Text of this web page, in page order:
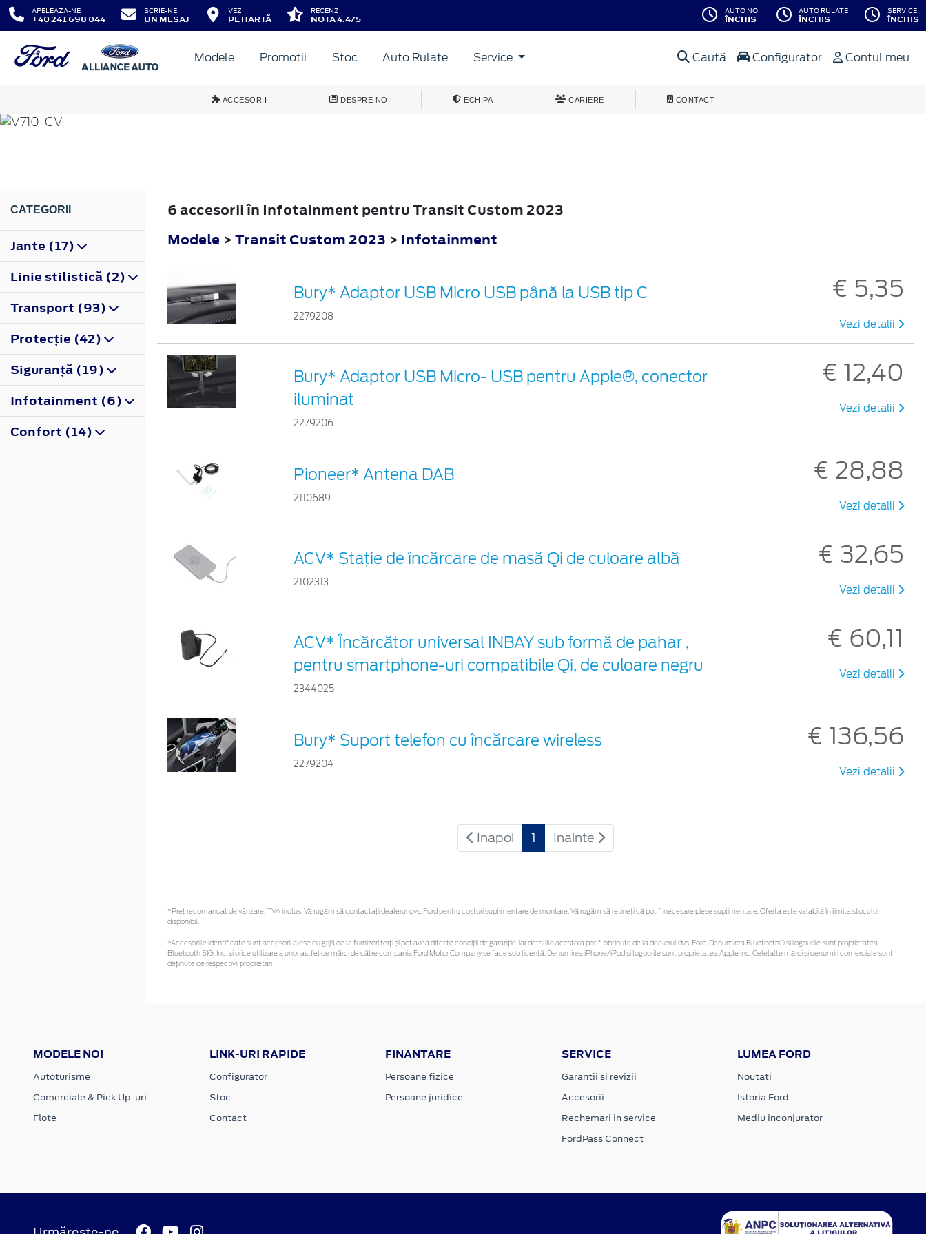
APELEAZA-NE
+40 241 698 044
SCRIE-NE
UN MESAJ
VEZI
PE HARTĂ
RECENZII
NOTA 4.4/5
AUTO NOI
ÎNCHIS
AUTO RULATE
ÎNCHIS
SERVICE
ÎNCHIS
Modele Promotii Stoc Auto Rulate Service Caută Configurator Contul meu
ACCESORII DESPRE NOI ECHIPA CARIERE CONTACT
TRANSIT CUSTOM
CATEGORII
Jante (17)
Linie stilistică (2)
Transport (93)
Protecţie (42)
Siguranţă (19)
Infotainment (6)
Confort (14)
6 accesorii în Infotainment pentru Transit Custom 2023
Modele > Transit Custom 2023 > Infotainment
Bury* Adaptor USB Micro USB până la USB tip C
2279208
€ 5,35
Vezi detalii
Bury* Adaptor USB Micro- USB pentru Apple®, conector
iluminat
2279206
€ 12,40
Vezi detalii
Pioneer* Antena DAB
2110689
€ 28,88
Vezi detalii
ACV* Stație de încărcare de masă Qi de culoare albă
2102313
€ 32,65
Vezi detalii
ACV* Încărcător universal INBAY sub formă de pahar ,
pentru smartphone-uri compatibile Qi, de culoare negru
2344025
€ 60,11
Vezi detalii
Bury* Suport telefon cu încărcare wireless
2279204
€ 136,56
Vezi detalii
Inapoi 1 Inainte
*Preţ recomandat de vânzare, TVA inclus. Vă rugăm să contactaţi dealerul dvs. Ford pentru costuri suplimentare de montare. Vă rugăm să rețineți că pot fi necesare piese suplimentare. Oferta este valabilă în limita stocului
disponibil.
*Accesoriile identificate sunt accesorii alese cu grijă de la furnizori terți și pot avea diferite condiții de garanție, iar detaliile acestora pot fi obținute de la dealerul dvs. Ford. Denumirea Bluetooth® și logourile sunt proprietatea
Bluetooth SIG, Inc. și orice utilizare a unor astfel de mărci de către compania Ford Motor Company se face sub licență. Denumirea iPhone/iPod și logourile sunt proprietatea Apple Inc. Celelalte mărci și denumiri comerciale sunt
deținute de respectivii proprietari
MODELE NOI
Autoturisme
Comerciale & Pick Up-uri
Flote
LINK-URI RAPIDE
Configurator
Stoc
Contact
FINANTARE
Persoane fizice
Persoane juridice
SERVICE
Garantii si revizii
Accesorii
Rechemari in service
FordPass Connect
LUMEA FORD
Noutati
Istoria Ford
Mediu inconjurator